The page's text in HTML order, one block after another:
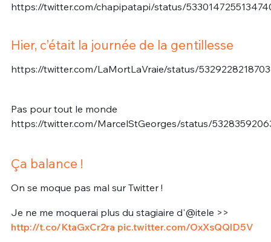
https://twitter.com/chapipatapi/status/
Hier, c’était la journée de la gentillesse
https://twitter.com/LaMortLaVraie/status/
Pas pour tout le monde
https://twitter.com/MarcelStGeorges/status/
Ça balance !
On se moque pas mal sur Twitter !
Je ne me moquerai plus du stagiaire d'@itele >>
http://t.co/KtaGxCr2ra pic.twitter.com/OxXsQQlD5V